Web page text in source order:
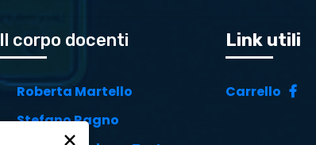
Il corpo docenti
Roberta Martello
Stefano Ragno
Link utili
Carrello
×